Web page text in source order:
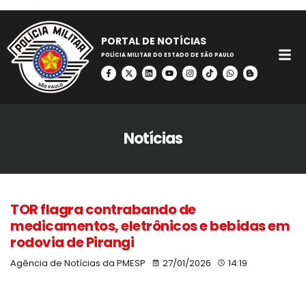
PORTAL DE NOTÍCIAS
POLÍCIA MILITAR DO ESTADO DE SÃO PAULO
Notícias
TOR flagra contrabando de
medicamentos, eletrônicos e bebidas em
rodovia de Pirangi
Agência de Notícias da PMESP 27/01/2026 14:19